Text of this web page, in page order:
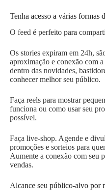
Tenha acesso a várias formas
O feed é perfeito para
Os stories expiram em 24h,
aproximação e conexão com
dentro das novidades,
conhecer melhor seu público.
Faça reels para mostrar
funciona ou como usar seu
possível.
Faça live-shop. Agende e
promoções e sorteios para
Aumente a conexão com seu
vendas.
Alcance seu público-alvo por